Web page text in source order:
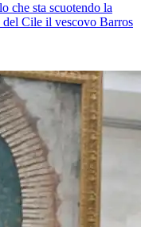
che sta scuotendo la
Cile il vescovo Barros